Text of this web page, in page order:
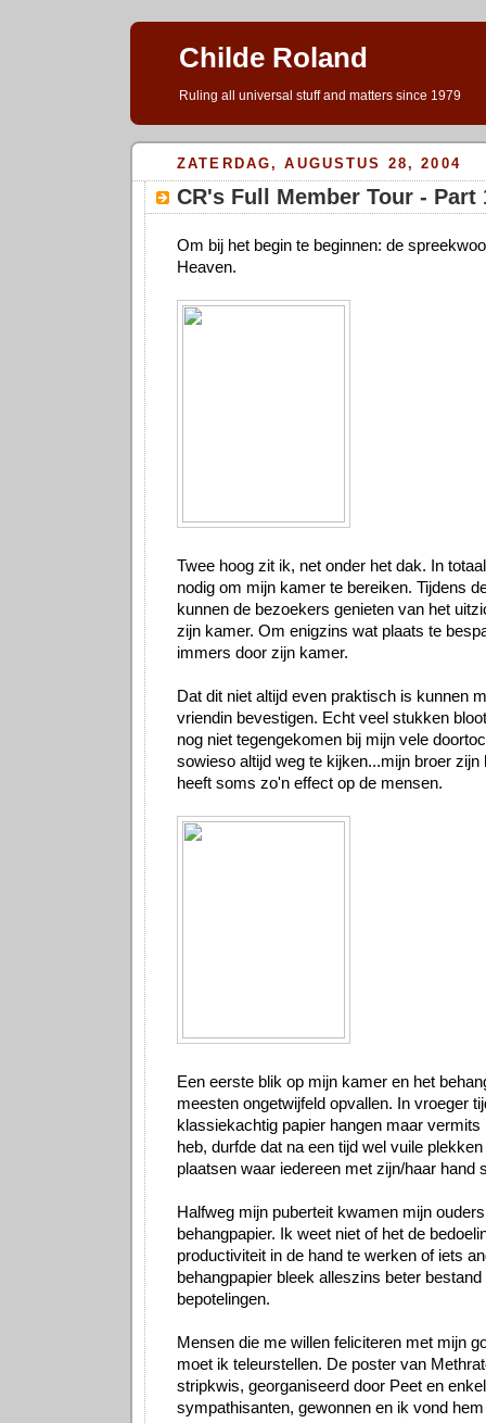
Childe Roland
Ruling all universal stuff and matters since 1979
ZATERDAG, AUGUSTUS 28, 2004
CR's Full Member Tour - Part
Om bij het begin te beginnen: de
Heaven.
Twee hoog zit ik, net onder het dak. In
nodig om mijn kamer te bereiken. Tijdens
kunnen de bezoekers genieten van het
zijn kamer. Om enigzins wat plaats te
immers door zijn kamer.
Dat dit niet altijd even praktisch is kunnen
vriendin bevestigen. Echt veel stukken
nog niet tegengekomen bij mijn vele
sowieso altijd weg te kijken...mijn broer zijn
heeft soms zo'n effect op de mensen.
Een eerste blik op mijn kamer en het
meesten ongetwijfeld opvallen. In vroeger
klassiekachtig papier hangen maar vermits
heb, durfde dat na een tijd wel vuile
plaatsen waar iedereen met zijn/haar hand
Halfweg mijn puberteit kwamen mijn
behangpapier. Ik weet niet of het de
productiviteit in de hand te werken of iets
behangpapier bleek alleszins beter
bepotelingen.
Mensen die me willen feliciteren met mijn
moet ik teleurstellen. De poster van
stripkwis, georganiseerd door Peet en
sympathisanten, gewonnen en ik vond